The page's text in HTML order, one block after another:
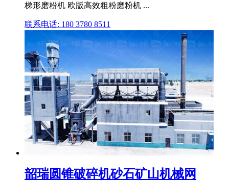
梯形磨粉机 欧版高效粗粉磨粉机 ...
联系电话: 180 3780 8511
韶瑞圆锥破碎机砂石矿山机械网